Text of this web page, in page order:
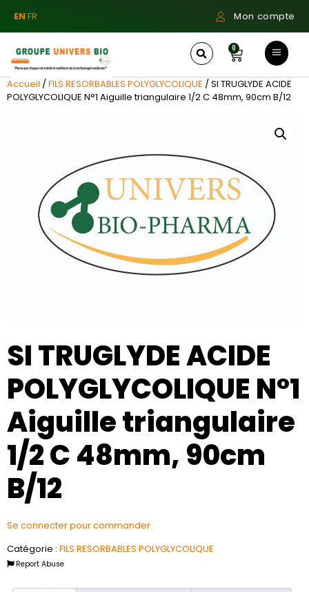
ENFR Mon compte
0
Accueil /FILS RESORBABLES POLYGLYCOLIQUE / SI TRUGLYDE ACIDE
POLYGLYCOLIQUE N°1 Aiguille triangulaire 1/2 C 48mm, 90cm B/12
SI TRUGLYDE ACIDE
POLYGLYCOLIQUE N°1
Aiguille triangulaire
1/2 C 48mm, 90cm
B/12
Se connecter pour commander
Catégorie : FILS RESORBABLES POLYGLYCOLIQUE
Report Abuse